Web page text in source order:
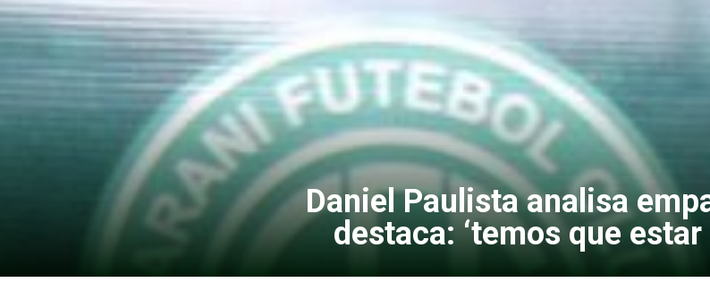
Daniel Paulista analisa
destaca: ‘temos que estar